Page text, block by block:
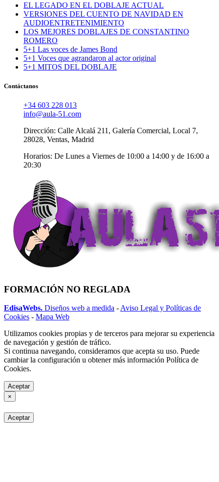
EL LEGADO EN EL DOBLAJE ACTUAL
VERSIONES DEL CUENTO DE NAVIDAD EN
AUDIOENTRETENIMIENTO
LOS MEJORES DOBLAJES DE CONSTANTINO
ROMERO
5+1 Las voces de James Bond
5+1 Voces que agrandaron al actor original
5+1 MITOS DEL DOBLAJE
Contáctanos
+34 603 228 013
info@aula-51.com
Dirección: Calle Alcalá 211, Galería Comercial, Local 7,
28028, Ventas, Madrid
Horarios: De Lunes a Viernes de 10:00 a 14:00 y de 16:00 a
20:30
FORMACIÓN NO REGLADA
EdisaWebs. Diseños web a medida - Aviso Legal y Políticas de
Cookies - Mapa Web
Utilizamos cookies propias y de terceros para mejorar su experiencia
de navegación y gestión de tráfico.
Si continua navegando, consideramos que acepta su uso. Puede
cambiar la configuración u obtener más información Política de
Cookies.
Aceptar
×
Aceptar